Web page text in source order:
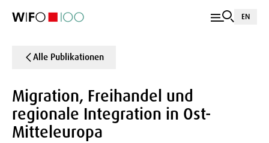
EN
Alle Publikationen
Migration, Freihandel und
regionale Integration in Ost-
Mitteleuropa